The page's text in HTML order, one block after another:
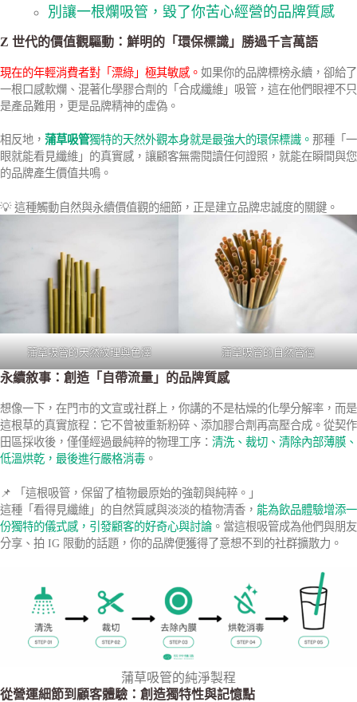
別讓一根爛吸管，毀了你苦心經營的品牌質感
Z 世代的價值觀驅動：鮮明的「環保標識」勝過千言萬語
現在的年輕消費者對「漂綠」極其敏感。 如果你的品牌標榜永續，卻給了
一根口感軟爛、混著化學膠合劑的「合成纖維」吸管，這在他們眼裡不只
是產品難用，更是品牌精神的虛偽。
相反地， 蒲草吸管獨特的天然外觀本身就是最強大的環保標識。 那種「一
眼就能看見纖維」的真實感，讓顧客無需閱讀任何證照，就能在瞬間與您
的品牌產生價值共鳴。
💡 這種觸動自然與永續價值觀的細節，正是建立品牌忠誠度的關鍵。
蒲草吸管的天然紋理與色澤 蒲草吸管的自然管徑
永續敘事：創造「自帶流量」的品牌質感
想像一下，在門市的文宣或社群上，你講的不是枯燥的化學分解率，而是
這根草的真實旅程：它不曾被重新粉碎、添加膠合劑再高壓合成。從契作
田區採收後，僅僅經過最純粹的物理工序： 清洗、裁切、清除內部薄膜、
低溫烘乾，最後進行嚴格消毒 。
📌 「這根吸管，保留了植物最原始的強韌與純粹。」
這種「看得見纖維」的自然質感與淡淡的植物清香， 能為飲品體驗增添一
份獨特的儀式感，引發顧客的好奇心與討論 。當這根吸管成為他們與朋友
分享、拍 IG 限動的話題，你的品牌便獲得了意想不到的社群擴散力。
蒲草吸管的純淨製程
從營運細節到顧客體驗：創造獨特性與記憶點